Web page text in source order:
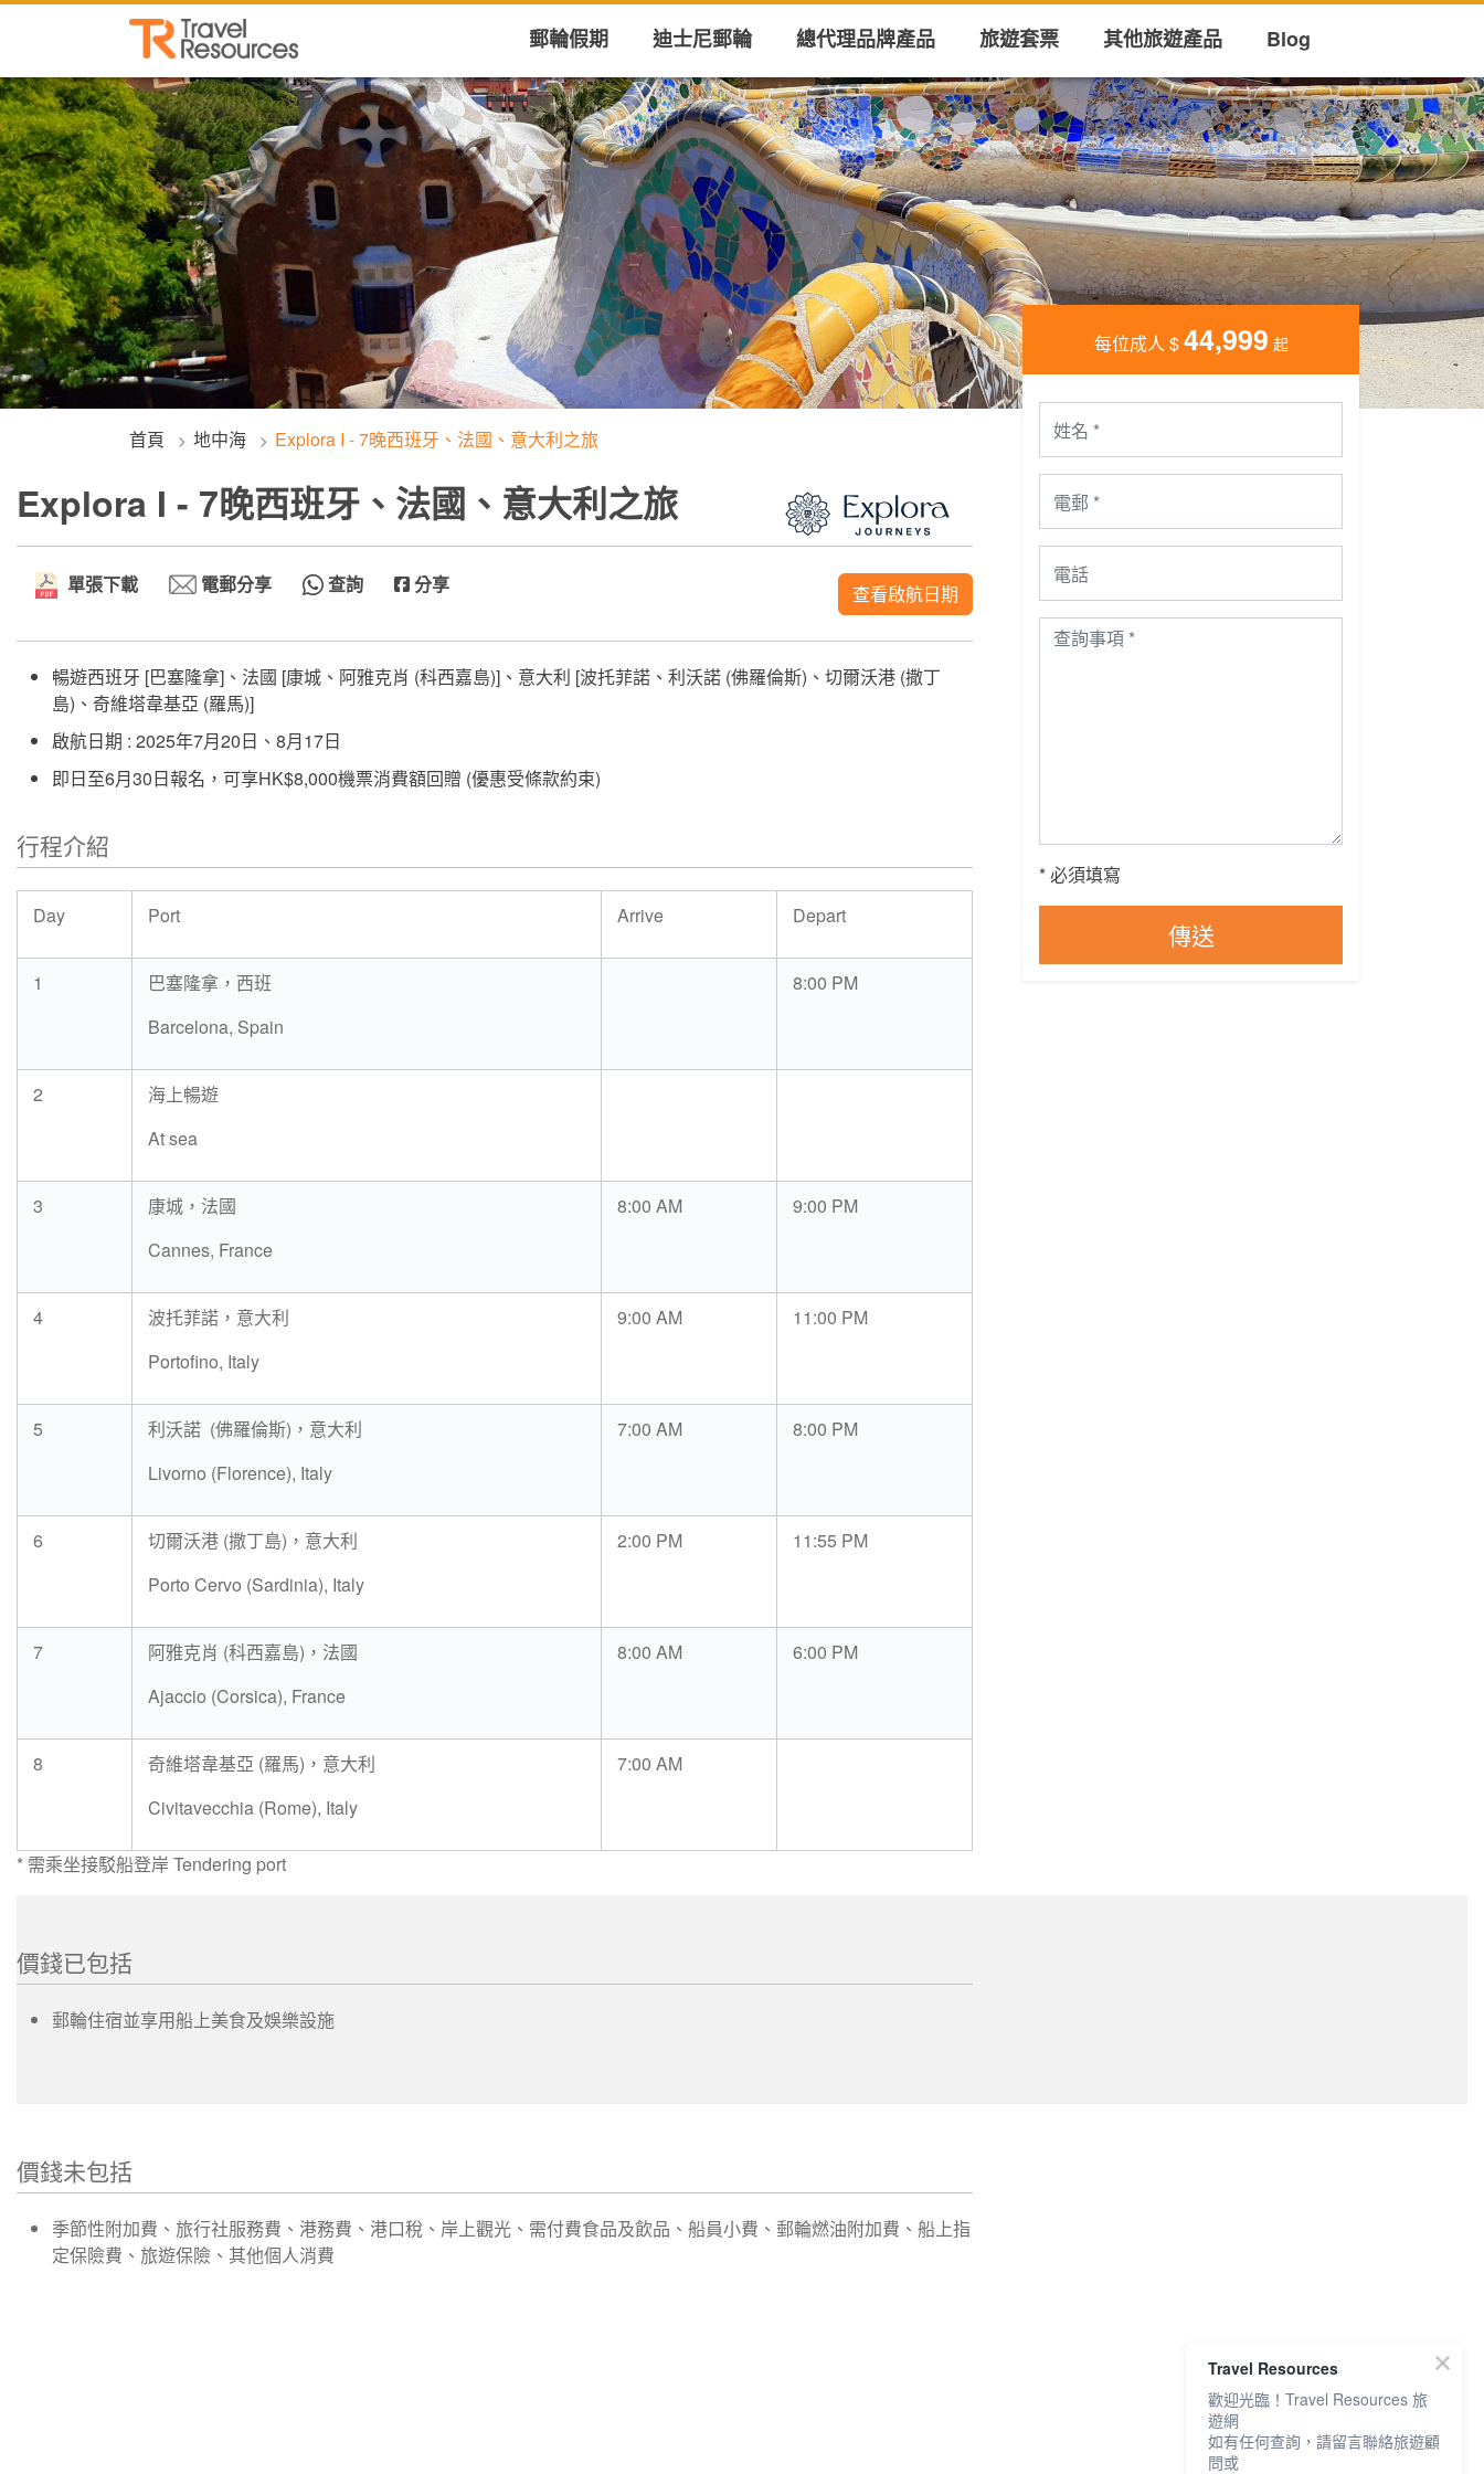
郵輪假期 迪士尼郵輪 總代理品牌產品 旅遊套票 其他旅遊產品 Blog
首頁 地中海 Explora I - 7晚西班牙、法國、意大利之旅
Explora I - 7晚西班牙、法國、意大利之旅
單張下載 電郵分享 查詢 分享
查看啟航日期
暢遊西班牙 [巴塞隆拿]、法國 [康城、阿雅克肖 (科西嘉島)]、意大利 [波托菲諾、利沃諾 (佛羅倫斯)、切爾沃港 (撒丁
島)、奇維塔韋基亞 (羅馬)]
啟航日期 : 2025年7月20日、8月17日
即日至6月30日報名，可享HK$8,000機票消費額回贈 (優惠受條款約束)
每位成人 $44,999 起
* 必須填寫
傳送
行程介紹
Day Port Arrive Depart
1
巴塞隆拿，西班
Barcelona, Spain
8:00 PM
2
海上暢遊
At sea
3
康城，法國
Cannes, France
8:00 AM 9:00 PM
4
波托菲諾，意大利
Portofino, Italy
9:00 AM 11:00 PM
5
利沃諾 (佛羅倫斯)，意大利
Livorno (Florence), Italy
7:00 AM 8:00 PM
6
切爾沃港 (撒丁島)，意大利
Porto Cervo (Sardinia), Italy
2:00 PM 11:55 PM
7
阿雅克肖 (科西嘉島)，法國
Ajaccio (Corsica), France
8:00 AM 6:00 PM
8
奇維塔韋基亞 (羅馬)，意大利
Civitavecchia (Rome), Italy
7:00 AM
* 需乘坐接駁船登岸 Tendering port
價錢已包括
郵輪住宿並享用船上美食及娛樂設施
價錢未包括
季節性附加費、旅行社服務費、港務費、港口稅、岸上觀光、需付費食品及飲品、船員小費、郵輪燃油附加費、船上指
定保險費、旅遊保險、其他個人消費
Travel Resources
歡迎光臨！Travel Resources 旅
遊網
如有任何查詢，請留言聯絡旅遊顧
問或